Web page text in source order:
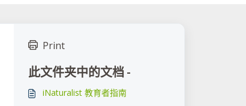
Print
此文件夹中的文档 -
iNaturalist 教育者指南